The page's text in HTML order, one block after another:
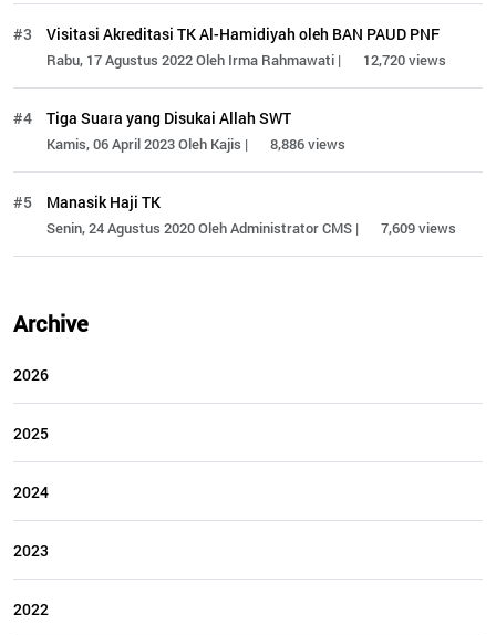
#3 Visitasi Akreditasi TK Al-Hamidiyah oleh BAN PAUD PNF
Rabu, 17 Agustus 2022 Oleh Irma Rahmawati | 12,720 views
#4 Tiga Suara yang Disukai Allah SWT
Kamis, 06 April 2023 Oleh Kajis | 8,886 views
#5 Manasik Haji TK
Senin, 24 Agustus 2020 Oleh Administrator CMS | 7,609 views
Archive
2026
2025
2024
2023
2022